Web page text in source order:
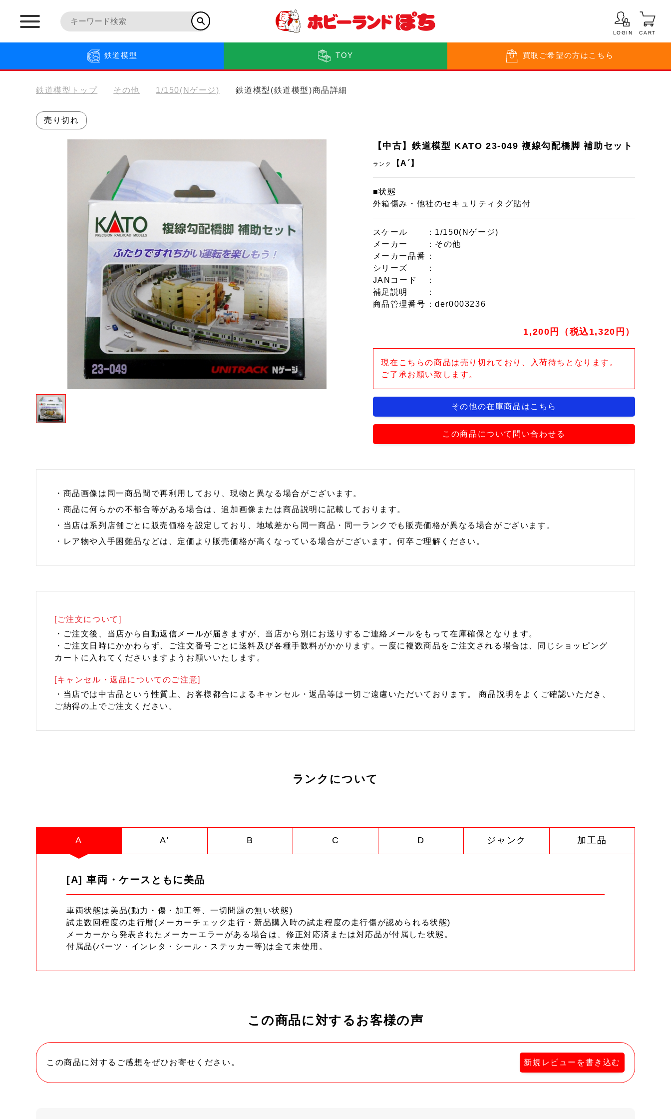
LOGIN CART
鉄道模型 TOY 買取 ご希望の方はこちら
鉄道模型トップ その他 1/150(Nゲージ) 鉄道模型(鉄道模型)商品詳細
売り切れ
【中古】鉄道模型 KATO 23-049 複線勾配橋脚 補助セット
ランク 【A´】
■状態
外箱傷み・他社のセキュリティタグ貼付
スケール
：1/150(Nゲージ)
メーカー
：その他
メーカー品番
：
シリーズ
：
JANコード
：
補足説明
：
商品管理番号 ：der0003236
1,200円（税込1,320円）
現在こちらの商品は売り切れており、入荷待ちとなります。
ご了承お願い致します。
その他の在庫商品はこちら
この商品について問い合わせる
・商品画像は同一商品間で再利用しており、現物と異なる場合がございます。
・商品に何らかの不都合等がある場合は、追加画像または商品説明に記載しております。
・当店は系列店舗ごとに販売価格を設定しており、地域差から同一商品・同一ランクでも販売価格が異なる場合がございます。
・レア物や入手困難品などは、定価より販売価格が高くなっている場合がございます。何卒ご理解ください。
[ご注文について]
・ご注文後、当店から自動返信メールが届きますが、当店から別にお送りするご連絡メールをもって在庫確保となります。
・ご注文日時にかかわらず、ご注文番号ごとに送料及び各種手数料がかかります。一度に複数商品をご注文される場合は、同じショッピング
カートに入れてくださいますようお願いいたします。
[キャンセル・返品についてのご注意]
・当店では中古品という性質上、お客様都合によるキャンセル・返品等は一切ご遠慮いただいております。 商品説明をよくご確認いただき、
ご納得の上でご注文ください。
ランクについて
A A' B C D ジャンク 加工品
[A] 車両・ケースともに美品
車両状態は美品(動力・傷・加工等、一切問題の無い状態)
試走数回程度の走行暦(メーカーチェック走行・新品購入時の試走程度の走行傷が認められる状態)
メーカーから発表されたメーカーエラーがある場合は、修正対応済または対応品が付属した状態。
付属品(パーツ・インレタ・シール・ステッカー等)は全て未使用。
この商品に対するお客様の声
この商品に対するご感想をぜひお寄せください。 新規レビューを書き込む